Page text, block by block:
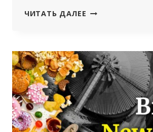
ЧИТАТЬ ДАЛЕЕ РАСКРЫТА
ДАННЫМИ:
ПЕРЕДАЮТ
ДАННЫЕ